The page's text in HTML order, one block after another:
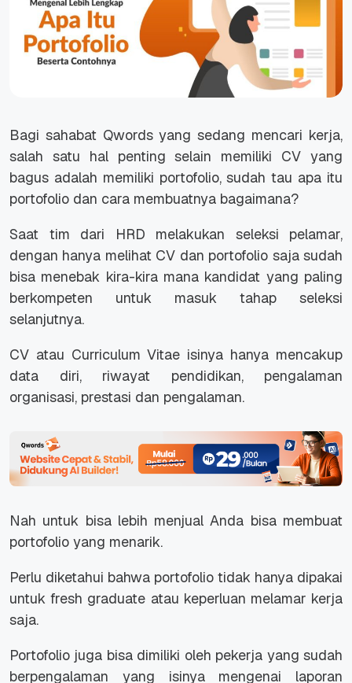
Bagi sahabat Qwords yang sedang mencari kerja,
salah satu hal penting selain memiliki CV yang
bagus adalah memiliki portofolio, sudah tau apa itu
portofolio dan cara membuatnya bagaimana?
Saat tim dari HRD melakukan seleksi pelamar,
dengan hanya melihat CV dan portofolio saja sudah
bisa menebak kira-kira mana kandidat yang paling
berkompeten untuk masuk tahap seleksi
selanjutnya.
CV atau Curriculum Vitae isinya hanya mencakup
data diri, riwayat pendidikan, pengalaman
organisasi, prestasi dan pengalaman.
Nah untuk bisa lebih menjual Anda bisa membuat
portofolio yang menarik.
Perlu diketahui bahwa portofolio tidak hanya dipakai
untuk fresh graduate atau keperluan melamar kerja
saja.
Portofolio juga bisa dimiliki oleh pekerja yang sudah
berpengalaman yang isinya mengenai laporan